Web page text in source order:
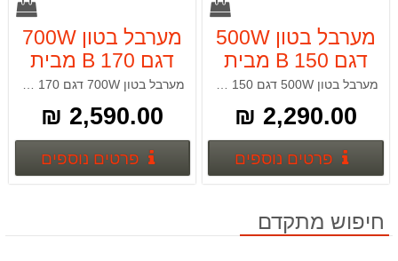
מערבל בטון 500W
דגם B 150 מבית
GUY NOEL
2,290.00 ₪
פרטים נוספיםפרטים נוספים
מערבל בטון 700W
דגם B 170 מבית
GUY NOEL
2,590.00 ₪
פרטים נוספים
חיפוש מתקדם